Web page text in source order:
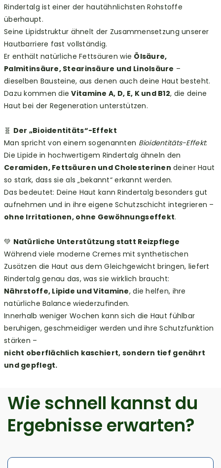
Rindertalg ist einer der hautähnlichsten Rohstoffe
überhaupt.
Seine Lipidstruktur ähnelt der Zusammensetzung unserer
Hautbarriere fast vollständig.
Er enthält natürliche Fettsäuren wie Ölsäure,
Palmitinsäure, Stearinsäure und Linolsäure –
dieselben Bausteine, aus denen auch deine Haut besteht.
Dazu kommen dieVitamine A, D, E, K und B12, die deine
Haut bei der Regeneration unterstützen.
🧬 Der „Bioidentitäts“-Effekt
Man spricht von einem sogenannten Bioidentitäts-Effekt:
Die Lipide in hochwertigem Rindertalg ähneln den
Ceramiden, Fettsäuren und Cholesterinen deiner Haut
so stark, dass sie als „bekannt“ erkannt werden.
Das bedeutet: Deine Haut kann Rindertalg besonders gut
aufnehmen und in ihre eigene Schutzschicht integrieren –
ohne Irritationen, ohne Gewöhnungseffekt.
💚 Natürliche Unterstützung statt Reizpflege
Während viele moderne Cremes mit synthetischen
Zusätzen die Haut aus dem Gleichgewicht bringen, liefert
Rindertalg genau das, was sie wirklich braucht:
Nährstoffe, Lipide und Vitamine, die helfen, ihre
natürliche Balance wiederzufinden.
Innerhalb weniger Wochen kann sich die Haut fühlbar
beruhigen, geschmeidiger werden und ihre Schutzfunktion
stärken –
nicht oberflächlich kaschiert, sondern tief genährt
und gepflegt.
Wie schnell kannst du
Ergebnisse erwarten?